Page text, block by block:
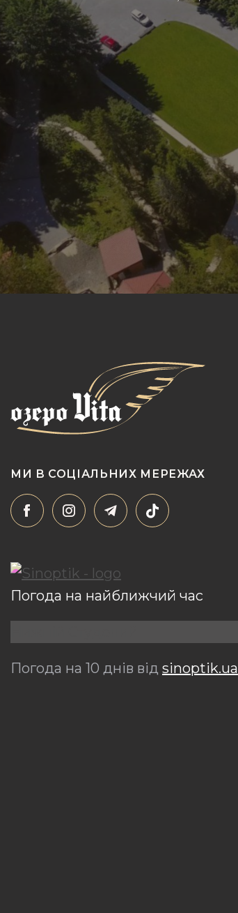
МИ В СОЦІАЛЬНИХ МЕРЕЖАХ
Погода на найближчий час
Погода на 10 днів від sinoptik.ua